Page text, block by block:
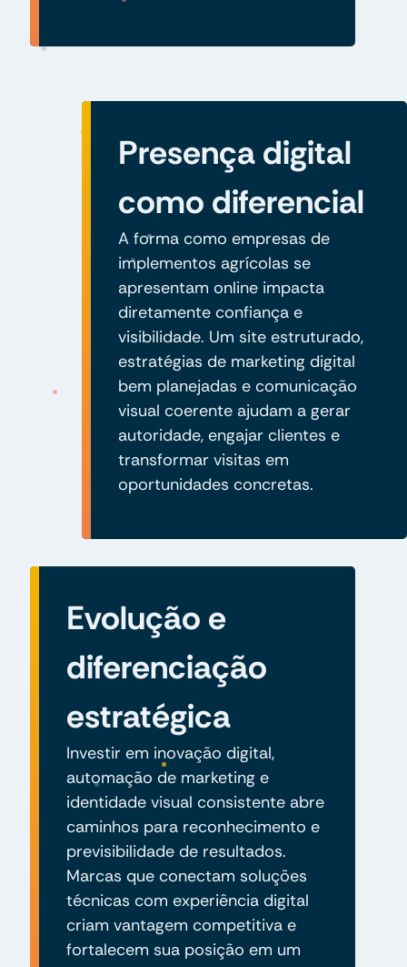
Presença digital
como diferencial
A forma como empresas de
implementos agrícolas se
apresentam online impacta
diretamente confiança e
visibilidade. Um site estruturado,
estratégias de marketing digital
bem planejadas e comunicação
visual coerente ajudam a gerar
autoridade, engajar clientes e
transformar visitas em
oportunidades concretas.
Evolução e
diferenciação
estratégica
Investir em inovação digital,
automação de marketing e
identidade visual consistente abre
caminhos para reconhecimento e
previsibilidade de resultados.
Marcas que conectam soluções
técnicas com experiência digital
criam vantagem competitiva e
fortalecem sua posição em um